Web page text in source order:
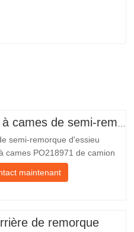
semi-remorque d'essieu
cames PO218971 de camion
Produit
rechange pour remorque
maintenant
de remorque